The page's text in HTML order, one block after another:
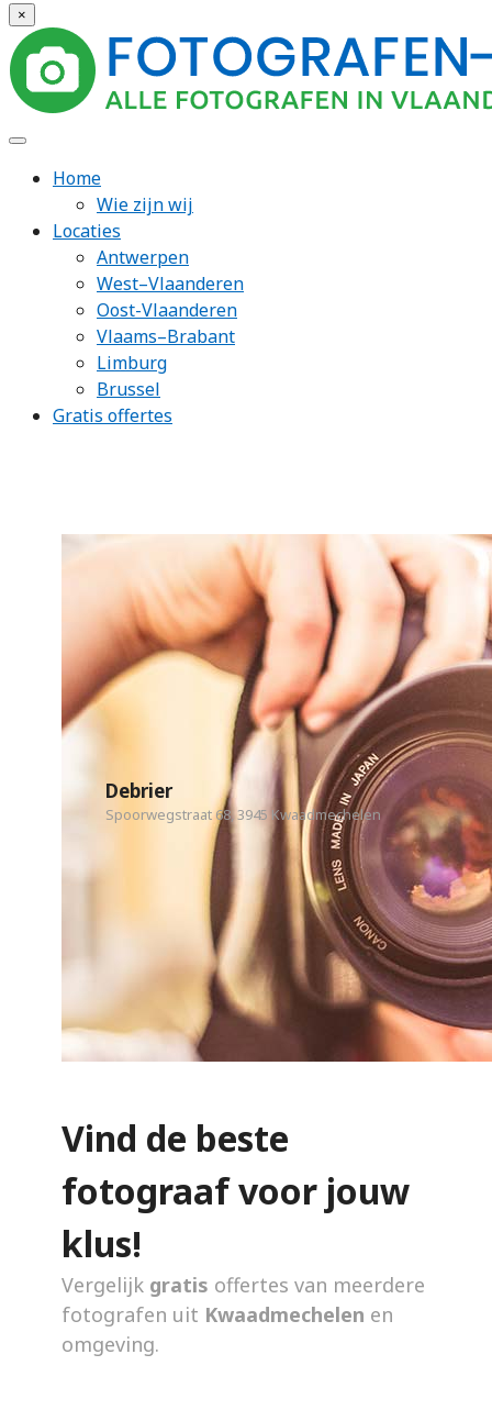
×
Home
Wie zijn wij
Locaties
Antwerpen
West–Vlaanderen
Oost-Vlaanderen
Vlaams–Brabant
Limburg
Brussel
Gratis offertes
Debrier
Spoorwegstraat 68, 3945 Kwaadmechelen
Vind de beste
fotograaf voor jouw
klus!
Vergelijk gratis offertes van meerdere
fotografen uit Kwaadmechelen en
omgeving.